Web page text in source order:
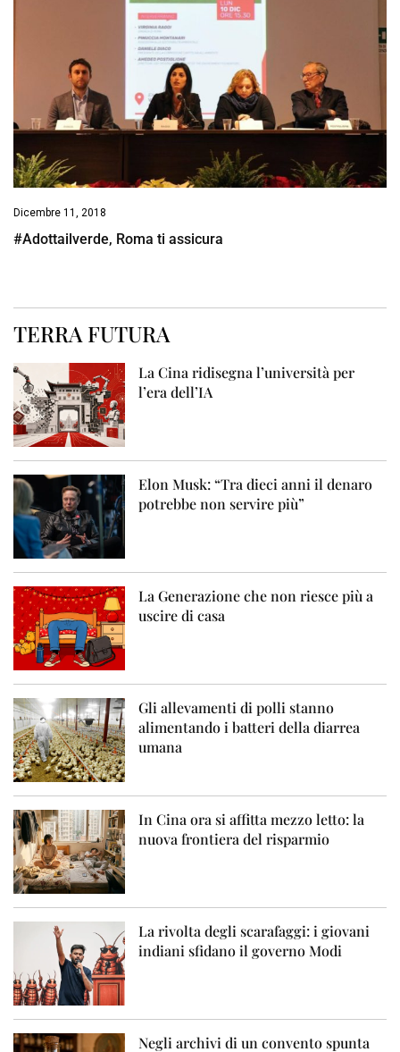
Dicembre 11, 2018
#Adottailverde, Roma ti assicura
TERRA FUTURA
La Cina ridisegna l’università per
l’era dell’IA
Elon Musk: “Tra dieci anni il denaro
potrebbe non servire più”
La Generazione che non riesce più a
uscire di casa
Gli allevamenti di polli stanno
alimentando i batteri della diarrea
umana
In Cina ora si affitta mezzo letto: la
nuova frontiera del risparmio
La rivolta degli scarafaggi: i giovani
indiani sfidano il governo Modi
Negli archivi di un convento spunta